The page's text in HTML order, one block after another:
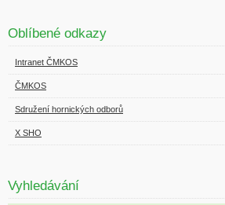
Oblíbené odkazy
Intranet ČMKOS
ČMKOS
Sdružení hornických odborů
X SHO
Vyhledávání